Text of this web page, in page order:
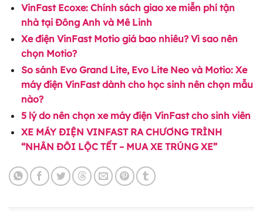
VinFast Ecoxe: Chính sách giao xe miễn phí tận
nhà tại Đông Anh và Mê Linh
Xe điện VinFast Motio giá bao nhiêu? Vì sao nên
chọn Motio?
So sánh Evo Grand Lite, Evo Lite Neo và Motio: Xe
máy điện VinFast dành cho học sinh nên chọn mẫu
nào?
5 lý do nên chọn xe máy điện VinFast cho sinh viên
XE MÁY ĐIỆN VINFAST RA CHƯƠNG TRÌNH
“NHÂN ĐÔI LỘC TẾT – MUA XE TRÚNG XE”